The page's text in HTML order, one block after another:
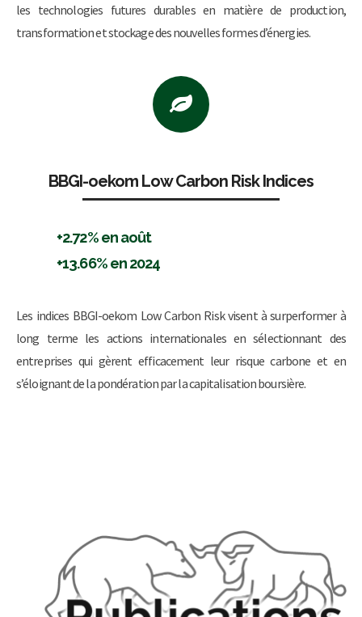
les technologies futures durables en matière de production,
transformation et stockage des nouvelles formes d’énergies.
BBGI-oekom Low Carbon Risk Indices
+2.72% en août
+13.66% en 2024
Les indices BBGI-oekom Low Carbon Risk visent à surperformer à
long terme les actions internationales en sélectionnant des
entreprises qui gèrent efficacement leur risque carbone et en
s’éloignant de la pondération par la capitalisation boursière.